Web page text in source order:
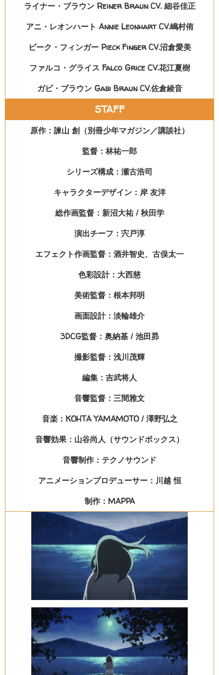
ライナー・ブラウン Reiner Braun CV. 細谷佳正
アニ・レオンハート Annie Leonhart CV.嶋村侑
ピーク・フィンガー Pieck Finger CV.沼倉愛美
ファルコ・グライス Falco Grice CV.花江夏樹
ガビ・ブラウン Gabi Braun CV.佐倉綾音
STAFF
原作：諫山 創（別冊少年マガジン／講談社）
監督：林祐一郎
シリーズ構成：瀬古浩司
キャラクターデザイン：岸 友洋
総作画監督：新沼大祐 / 秋田学
演出チーフ：宍戸淳
エフェクト作画監督：酒井智史、古俣太一
色彩設計：大西慈
美術監督：根本邦明
画面設計：淡輪雄介
3DCG監督：奥納基 / 池田昴
撮影監督：浅川茂輝
編集：吉武将人
音響監督：三間雅文
音楽：KOHTA YAMAMOTO / 澤野弘之
音響効果：山谷尚人（サウンドボックス）
音響制作：テクノサウンド
アニメーションプロデューサー：川越 恒
制作：MAPPA